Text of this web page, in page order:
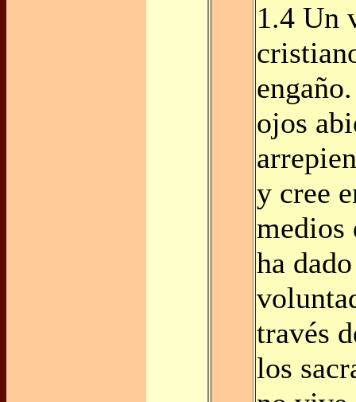
1.4 Un
ojos
y cree
medios
ha
través
los